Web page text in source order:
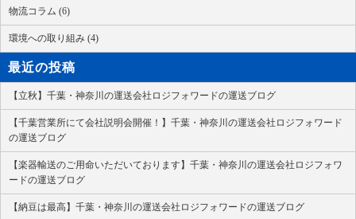
物流コラム (6)
環境への取り組み (4)
最近の投稿
【立秋】千葉・神奈川の運送会社ロジフォワードの運送ブログ
【千葉営業所にて会社説明会開催！】千葉・神奈川の運送会社ロジフォワード
の運送ブログ
【楽器輸送のご用命いただいております】千葉・神奈川の運送会社ロジフォワ
ードの運送ブログ
【納豆は最高】千葉・神奈川の運送会社ロジフォワードの運送ブログ